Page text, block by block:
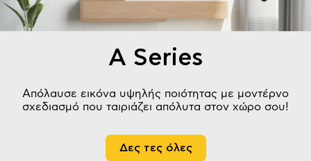
A Series
Aπόλαυσε εικόνα υψηλής ποιότητας με μοντέρνο
σχεδιασμό που ταιριάζει απόλυτα στον χώρο σου!
Δες τες όλες